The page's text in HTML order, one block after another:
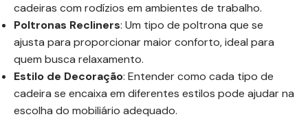
cadeiras com rodízios em ambientes de trabalho.
Poltronas Recliners: Um tipo de poltrona que se
ajusta para proporcionar maior conforto, ideal para
quem busca relaxamento.
Estilo de Decoração: Entender como cada tipo de
cadeira se encaixa em diferentes estilos pode ajudar na
escolha do mobiliário adequado.